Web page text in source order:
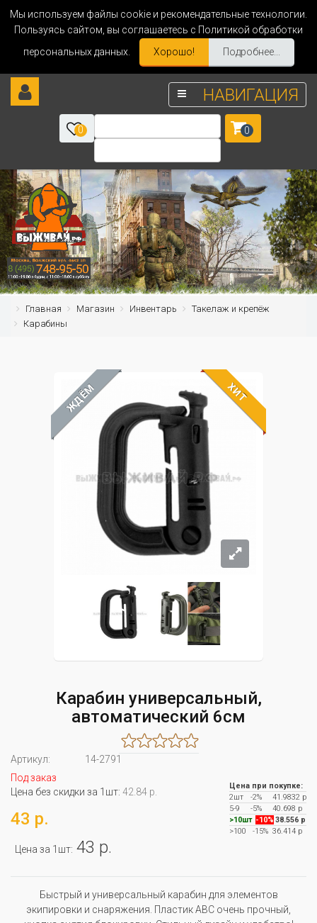
Мы используем файлы cookie и рекомендательные технологии.
Пользуясь сайтом, вы соглашаетесь с Политикой обработки
персональных данных.
Хорошо! Подробнее...
НАВИГАЦИЯ
0 0
Главная Магазин Инвентарь
Такелаж и крепёж
Карабины
ЖДЁМ ХИТ
Карабин универсальный,
автоматический 6см
Артикул:
14-2791
Под заказ
Цена без скидки за 1шт: 42.84 р.
43 р.
Цена за 1шт: 43 р.
Цена при покупке:
2шт
-2%
41.9832 р
5-9
-5%
40.698 р
>10шт -10% 38.556 р
>100
-15% 36.414 р
Быстрый и универсальный карабин для элементов
экипировки и снаряжения. Пластик ABC очень прочный,